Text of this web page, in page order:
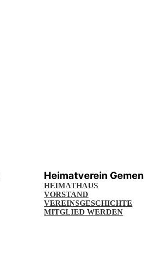
Heimatverein Gemen
HEIMATHAUS
VORSTAND
VEREINSGESCHICHTE
MITGLIED WERDEN